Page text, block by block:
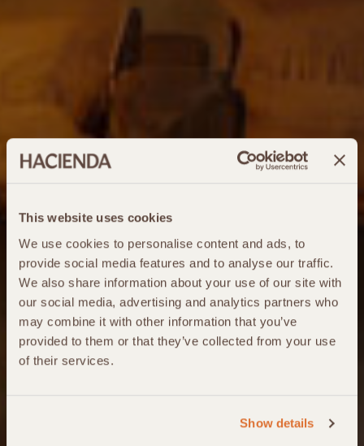
This website uses cookies
We use cookies to personalise content and ads, to
provide social media features and to analyse our traffic.
We also share information about your use of our site with
our social media, advertising and analytics partners who
may combine it with other information that you’ve
provided to them or that they’ve collected from your use
of their services.
Show details